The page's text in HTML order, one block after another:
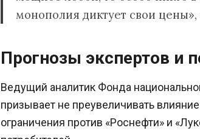
монополия диктует свои
Прогнозы экспертов и
Ведущий аналитик Фонда
призывает не преувеличивать
ограничения против «Роснефти» и